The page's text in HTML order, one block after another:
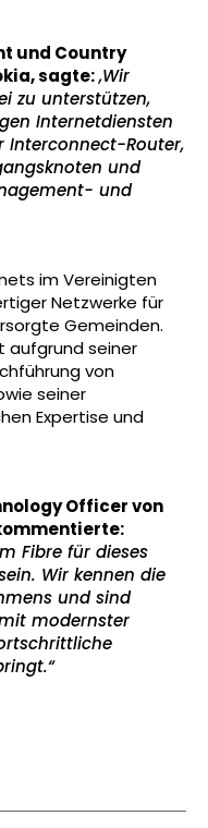
und Country
sagte:„Wir
zu unterstützen,
Internetdiensten
Interconnect-Router,
und
und
im Vereinigten
Netzwerke für
Gemeinden.
aufgrund seiner
von
seiner
Expertise und
Officer von
Fibre für dieses
Wir kennen die
und sind
modernster